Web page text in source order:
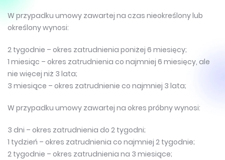
W przypadku umowy zawartej na czas nieokreślony lub
określony wynosi:
2 tygodnie – okres zatrudnienia poniżej 6 miesięcy;
1 miesiąc – okres zatrudnienia co najmniej 6 miesięcy, ale
nie więcej niż 3 lata;
3 miesiące – okres zatrudnienie co najmniej 3 lata;
W przypadku umowy zawartej na okres próbny wynosi:
3 dni – okres zatrudnienia do 2 tygodni;
1 tydzień – okres zatrudnienia co najmniej 2 tygodnie;
2 tygodnie – okres zatrudnienia na 3 miesiące;